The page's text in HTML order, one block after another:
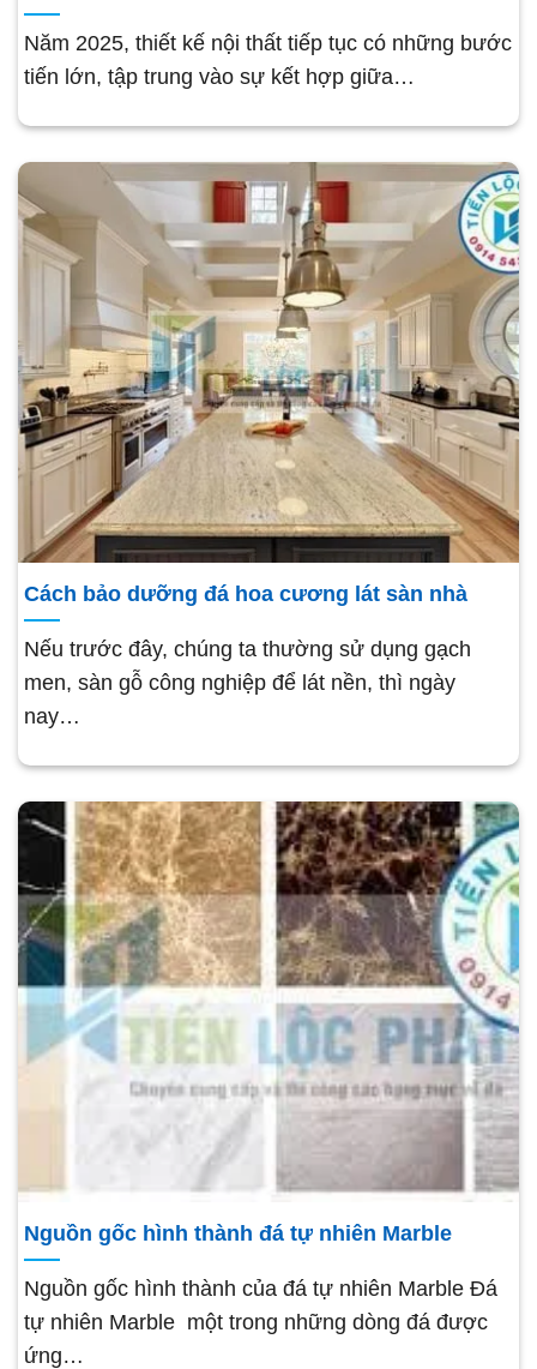
Năm 2025, thiết kế nội thất tiếp tục có những bước
tiến lớn, tập trung vào sự kết hợp giữa…
Cách bảo dưỡng đá hoa cương lát sàn nhà
Nếu trước đây, chúng ta thường sử dụng gạch
men, sàn gỗ công nghiệp để lát nền, thì ngày
nay…
Nguồn gốc hình thành đá tự nhiên Marble
Nguồn gốc hình thành của đá tự nhiên Marble Đá
tự nhiên Marble một trong những dòng đá được
ứng…